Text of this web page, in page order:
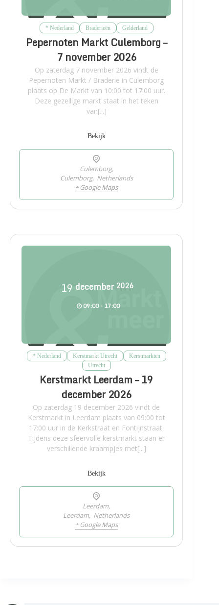
* Nederland Braderieën Gelderland
Pepernoten Markt Culemborg –
7 november 2026
Op zaterdag 7 november 2026 vindt de
Pepernoten Markt / Braderie in Culemborg
plaats op De Markt van 10:00 tot 17:00 uur.
Deze gezellige markt staat in het teken
van[...]
Bekijk
Culemborg,
Culemborg, Netherlands
+ Google Maps
19 december 2026
09:00 - 17:00
* Nederland Kerstmarkt Utrecht
Kerstmarkten
Utrecht
Kerstmarkt Leerdam – 19
december 2026
Op zaterdag 19 december 2026 vindt de
Kerstmarkt in Leerdam plaats van 09:00 tot
17:00 uur in de Kerkstraat en Fontijnstraat.
Tijdens deze sfeervolle kerstmarkt staan er
verschillende kraampjes met[...]
Bekijk
Leerdam,
Leerdam, Netherlands
+ Google Maps